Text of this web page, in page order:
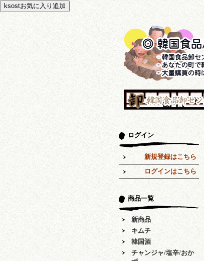
ログイン
新規登録はこちら
ログインはこちら
商品一覧
新商品
キムチ
韓国酒
チャンジャ/塩辛/おか